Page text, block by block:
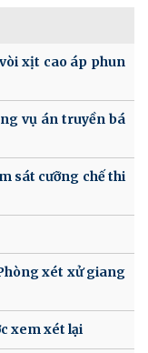
xịt cao áp phun
vụ án truyền bá
sát cưỡng chế thi
xét xử giang
xem xét lại